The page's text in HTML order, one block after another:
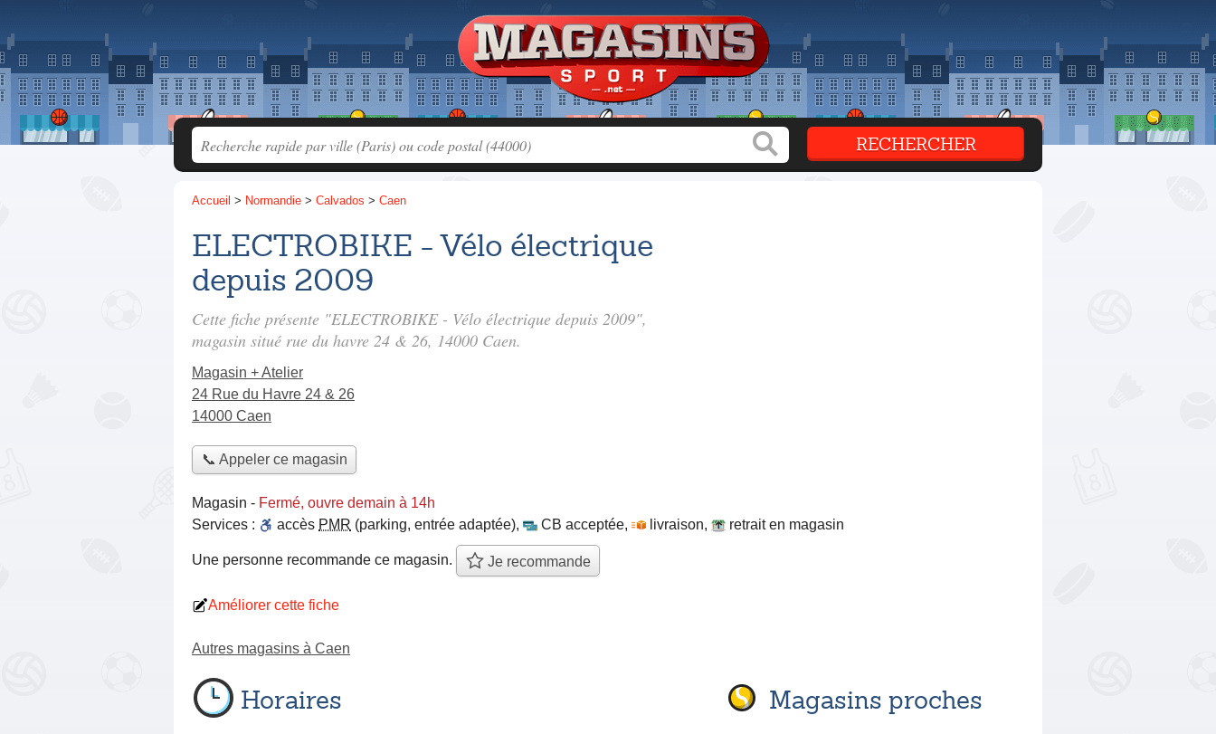
Accueil > Normandie > Calvados > Caen
ELECTROBIKE - Vélo électrique
depuis 2009
Cette fiche présente "ELECTROBIKE - Vélo électrique depuis 2009",
magasin situé rue du havre 24 & 26, 14000 Caen.
Magasin + Atelier
24 Rue du Havre 24 & 26
14000 Caen
📞 Appeler ce magasin
Magasin - Fermé, ouvre demain à 14h
Services :
accès PMR (parking, entrée adaptée), CB acceptée, livraison, retrait en magasin
Une personne recommande ce magasin. Je recommande
Améliorer cette fiche
Autres magasins à Caen
Horaires Magasins proches